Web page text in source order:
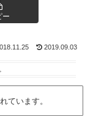
ー
2019.09.03
ています。